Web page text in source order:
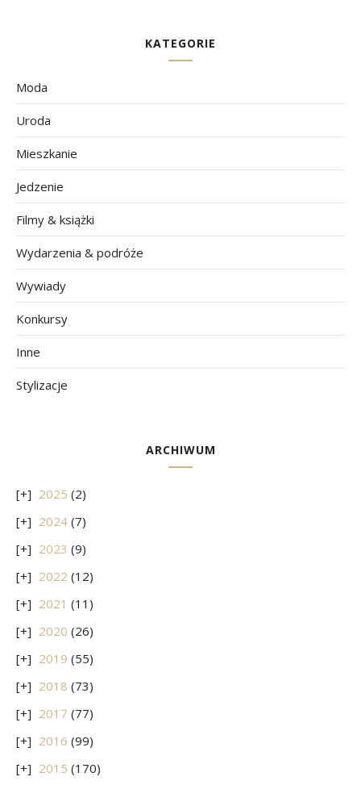
KATEGORIE
Moda
Uroda
Mieszkanie
Jedzenie
Filmy & książki
Wydarzenia & podróże
Wywiady
Konkursy
Inne
Stylizacje
ARCHIWUM
2025 (2)
2024 (7)
2023 (9)
2022 (12)
2021 (11)
2020 (26)
2019 (55)
2018 (73)
2017 (77)
2016 (99)
2015 (170)